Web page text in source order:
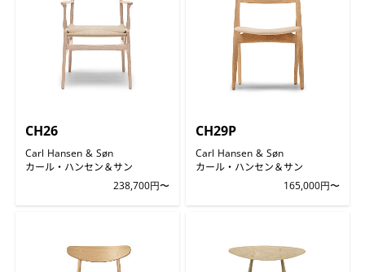
CH26
Carl Hansen & Søn
カール・ハンセン＆サン
238,700円〜
CH29P
Carl Hansen & Søn
カール・ハンセン＆サン
165,000円〜